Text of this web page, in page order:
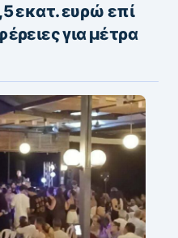
εκατ. ευρώ επί
για μέτρα